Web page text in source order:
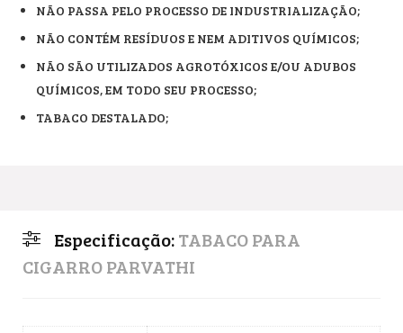
NÃO PASSA PELO PROCESSO DE INDUSTRIALIZAÇÃO;
NÃO CONTÉM RESÍDUOS E NEM ADITIVOS QUÍMICOS;
NÃO SÃO UTILIZADOS AGROTÓXICOS E/OU ADUBOS
QUÍMICOS, EM TODO SEU PROCESSO;
TABACO DESTALADO;
Especificação:TABACO PARA
CIGARRO PARVATHI